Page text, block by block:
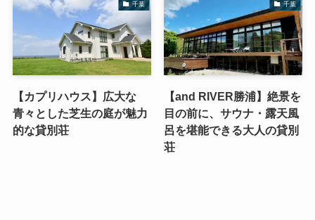
千葉
【カプリハウス】広大な
青々とした芝生の庭が魅力
的な貸別荘
千葉
【and RIVER勝浦】絶景を
目の前に、サウナ・露天風
呂を堪能できる大人の貸別
荘